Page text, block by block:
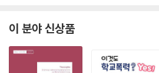
이 분야 신상품